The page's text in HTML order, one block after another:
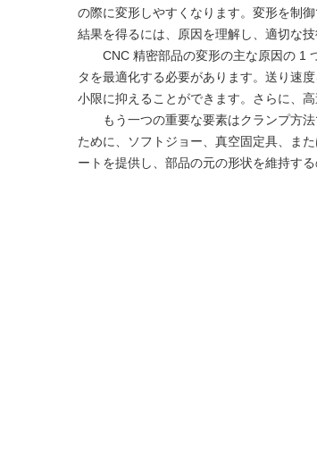
の際に変形しやすくなります。変形を制
結果を得るには、原因を理解し、適切な
CNC 精密部品の変形の主な原因の 1
タを最適化する必要があります。送り速
小限に抑えることができます。さらに、
もう一つの重要な要素はクランプ方
ために、ソフトジョー、真空固定具、ま
ートを提供し、部品の元の形状を維持する